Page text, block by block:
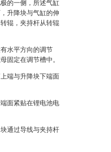
的一侧，所述气缸
升降块与气缸的伸
辊，夹持杆从转辊
水平方向的调节
固定在调节槽中。
端与升降块下端面
面紧贴在锂电池电
通过导线与夹持杆